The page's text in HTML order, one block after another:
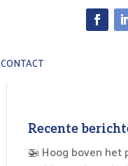
CONTACT
Recente
🚁 Hoog boven het